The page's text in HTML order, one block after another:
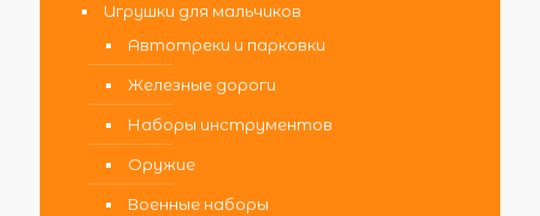
Игрушки для мальчиков
Автотреки и парковки
Железные дороги
Наборы инструментов
Оружие
Военные наборы